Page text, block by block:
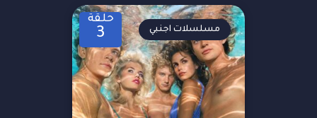
حلقة
3 مسلسلات اجنبي